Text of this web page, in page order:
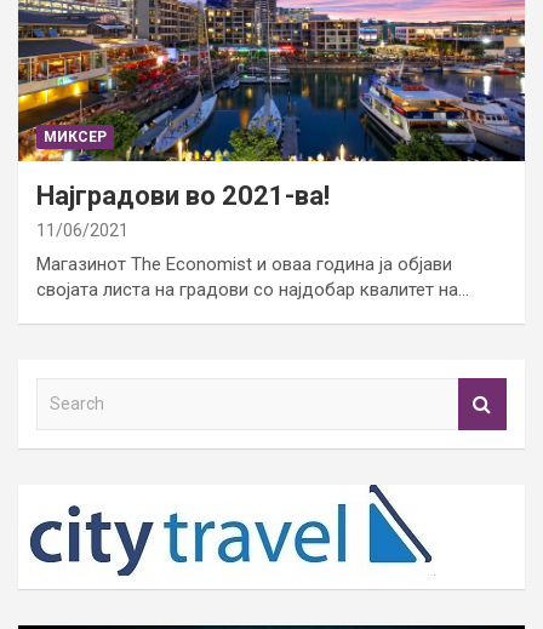
МИКСЕР
Најградови во 2021-ва!
11/06/2021
Магазинот The Economist и оваа година ја објави
својата листа на градови со најдобар квалитет на…
h